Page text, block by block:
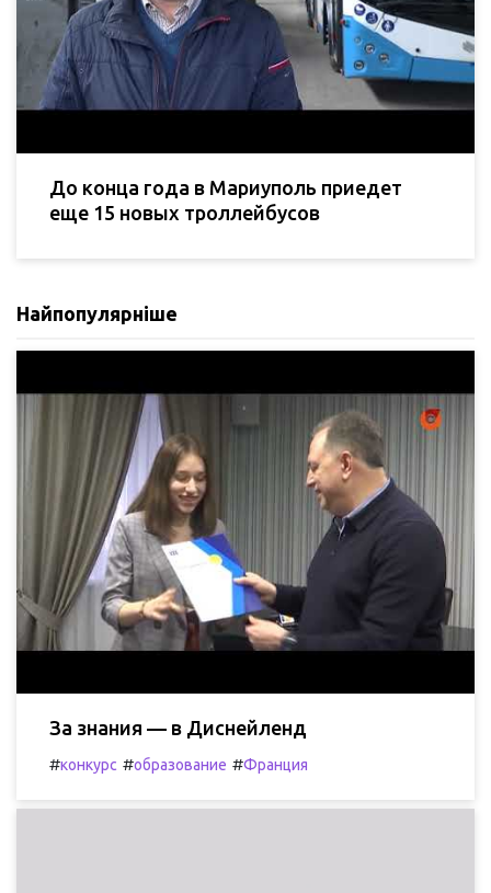
До конца года в Мариуполь приедет
еще 15 новых троллейбусов
Найпопулярніше
За знания — в Диснейленд
#конкурс #образование #Франция